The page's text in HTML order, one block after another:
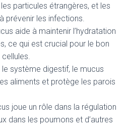
particules étrangères, et les
prévenir les infections.
aide à maintenir l’hydratation
ce qui est crucial pour le bon
le système digestif, le mucus
aliments et protège les parois
joue un rôle dans la régulation
dans les poumons et d’autres